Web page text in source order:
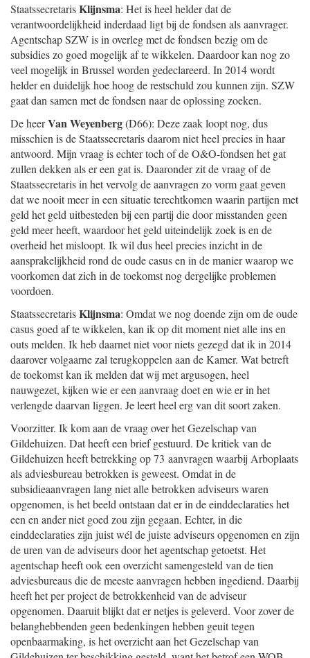
StaatssecretarisKlijnsma: Het is heel helder dat de
verantwoordelijkheid inderdaad ligt bij de fondsen als aanvrager.
Agentschap SZW is in overleg met de fondsen bezig om de
subsidies zo goed mogelijk af te wikkelen. Daardoor kan nog zo
veel mogelijk in Brussel worden gedeclareerd. In 2014 wordt
helder en duidelijk hoe hoog de restschuld zou kunnen zijn. SZW
gaat dan samen met de fondsen naar de oplossing zoeken.
De heerVan Weyenberg(D66): Deze zaak loopt nog, dus
misschien is de Staatssecretaris daarom niet heel precies in haar
antwoord. Mijn vraag is echter toch of de O&O-fondsen het gat
zullen dekken als er een gat is. Daaronder zit de vraag of de
Staatssecretaris in het vervolg de aanvragen zo vorm gaat geven
dat we nooit meer in een situatie terechtkomen waarin partijen met
geld het geld uitbesteden bij een partij die door misstanden geen
geld meer heeft, waardoor het geld uiteindelijk zoek is en de
overheid het misloopt. Ik wil dus heel precies inzicht in de
aansprakelijkheid rond de oude casus en in de manier waarop we
voorkomen dat zich in de toekomst nog dergelijke problemen
voordoen.
StaatssecretarisKlijnsma: Omdat we nog doende zijn om de oude
casus goed af te wikkelen, kan ik op dit moment niet alle ins en
outs melden. Ik heb daarnet niet voor niets gezegd dat ik in 2014
daarover volgaarne zal terugkoppelen aan de Kamer. Wat betreft
de toekomst kan ik melden dat wij met argusogen, heel
nauwgezet, kijken wie er een aanvraag doet en wie er in het
verlengde daarvan liggen. Je leert heel erg van dit soort zaken.
Voorzitter. Ik kom aan de vraag over het Gezelschap van
Gildehuizen. Dat heeft een brief gestuurd. De kritiek van de
Gildehuizen heeft betrekking op 73 aanvragen waarbij Arboplaats
als adviesbureau betrokken is geweest. Omdat in de
subsidieaanvragen lang niet alle betrokken adviseurs waren
opgenomen, is het beeld ontstaan dat er in de einddeclaraties het
een en ander niet goed zou zijn gegaan. Echter, in die
einddeclaraties zijn juist wél de juiste adviseurs opgenomen en zijn
de uren van de adviseurs door het agentschap getoetst. Het
agentschap heeft ook een overzicht samengesteld van de tien
adviesbureaus die de meeste aanvragen hebben ingediend. Daarbij
heeft het per project de betrokkenheid van de adviseur
opgenomen. Daaruit blijkt dat er netjes is geleverd. Voor zover de
belanghebbenden geen bedenkingen hebben geuit tegen
openbaarmaking, is het overzicht aan het Gezelschap van